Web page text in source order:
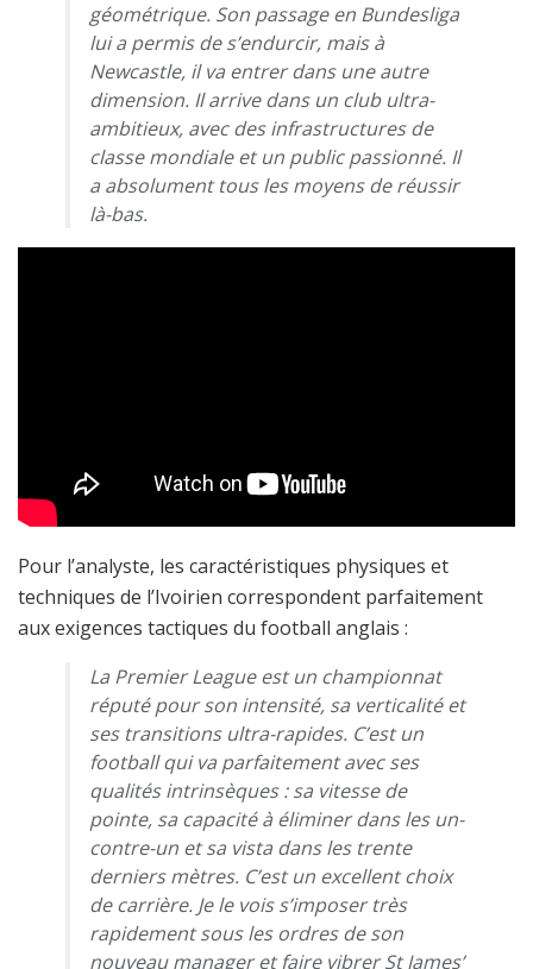
géométrique. Son passage en Bundesliga
lui a permis de s’endurcir, mais à
Newcastle, il va entrer dans une autre
dimension. Il arrive dans un club ultra-
ambitieux, avec des infrastructures de
classe mondiale et un public passionné. Il
a absolument tous les moyens de réussir
là-bas.
Pour l’analyste, les caractéristiques physiques et
techniques de l’Ivoirien correspondent parfaitement
aux exigences tactiques du football anglais :
La Premier League est un championnat
réputé pour son intensité, sa verticalité et
ses transitions ultra-rapides. C’est un
football qui va parfaitement avec ses
qualités intrinsèques : sa vitesse de
pointe, sa capacité à éliminer dans les un-
contre-un et sa vista dans les trente
derniers mètres. C’est un excellent choix
de carrière. Je le vois s’imposer très
rapidement sous les ordres de son
nouveau manager et faire vibrer St James’